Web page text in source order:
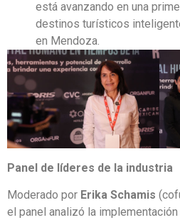
está avanzando en una
destinos turísticos
en Mendoza.
Panel de líderes de la industria
Moderado por Erika Schamis
el panel analizó la